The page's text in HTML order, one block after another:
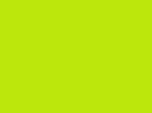
ติ และสำนัก
จัดแสดง อาทิ ผ้า
ผ้าซิ่นหมี่ตาต่อ
เป็น 1. กว่าจะเป็น